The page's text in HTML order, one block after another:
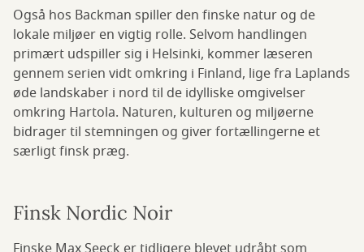
Også hos Backman spiller den finske natur og de
lokale miljøer en vigtig rolle. Selvom handlingen
primært udspiller sig i Helsinki, kommer læseren
gennem serien vidt omkring i Finland, lige fra Laplands
øde landskaber i nord til de idylliske omgivelser
omkring Hartola. Naturen, kulturen og miljøerne
bidrager til stemningen og giver fortællingerne et
særligt finsk præg.
Finsk Nordic Noir